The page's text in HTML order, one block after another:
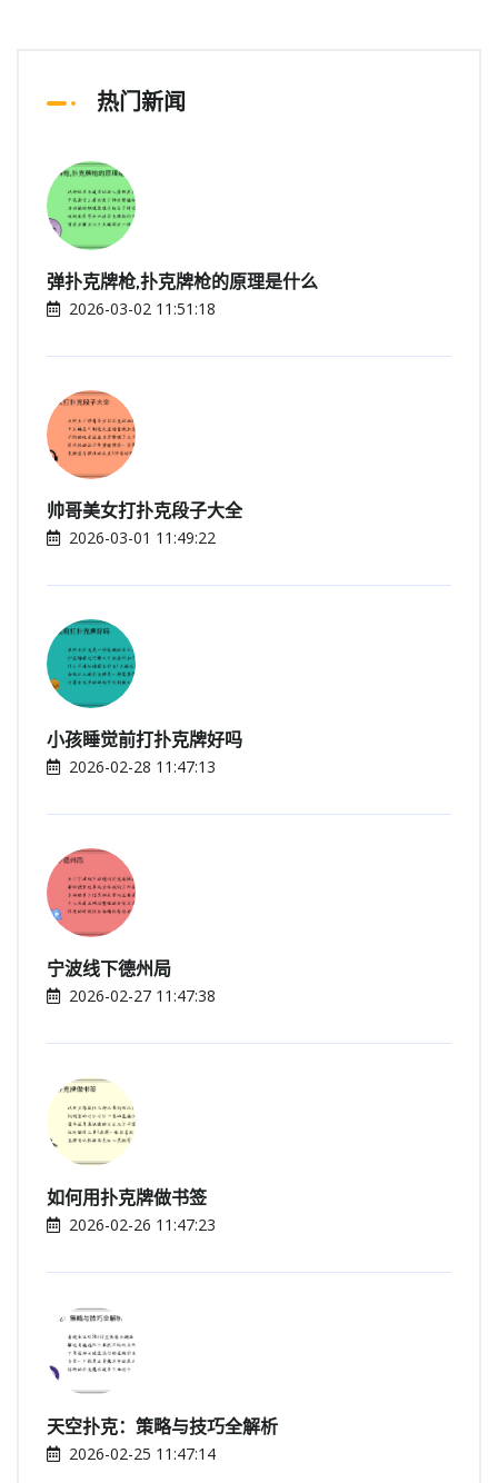
热门新闻
弹扑克牌枪,扑克牌枪的原理是什么
2026-03-02 11:51:18
帅哥美女打扑克段子大全
2026-03-01 11:49:22
小孩睡觉前打扑克牌好吗
2026-02-28 11:47:13
宁波线下德州局
2026-02-27 11:47:38
如何用扑克牌做书签
2026-02-26 11:47:23
天空扑克：策略与技巧全解析
2026-02-25 11:47:14